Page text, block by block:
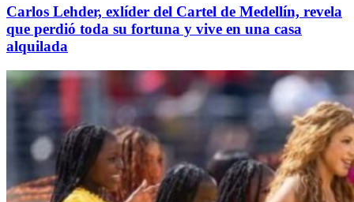
Carlos Lehder, exlíder del Cartel de Medellín, revela
que perdió toda su fortuna y vive en una casa
alquilada